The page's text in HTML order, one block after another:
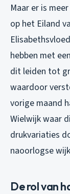
Maar er is
op het Eiland
hebben met
dit leiden tot
waardoor
vorige maand
Wielwijk waar
drukvariaties
naoorlogse
De rol van